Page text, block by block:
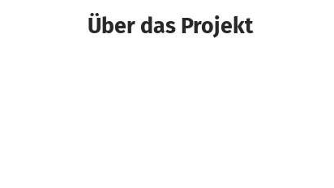
Über das Projekt